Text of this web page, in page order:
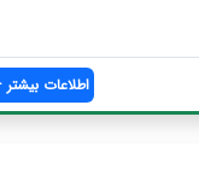
اطلاعات بیشتر